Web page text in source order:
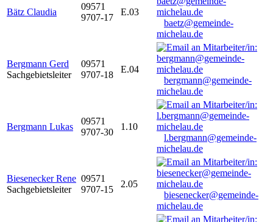
Bätz Claudia
09571
9707-17
E.03
baetz@gemeinde-
michelau.de
Bergmann Gerd
Sachgebietsleiter
09571
9707-18
E.04
bergmann@gemeinde-
michelau.de
Bergmann Lukas
09571
9707-30
1.10
l.bergmann@gemeinde-
michelau.de
Biesenecker Rene
Sachgebietsleiter
09571
9707-15
2.05
biesenecker@gemeinde-
michelau.de